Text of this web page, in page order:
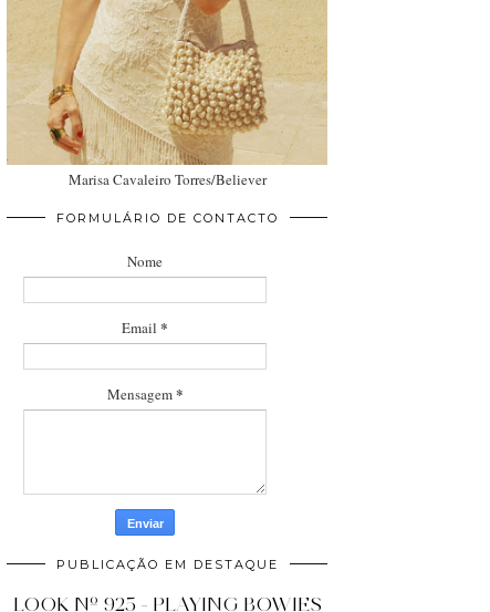
Marisa Cavaleiro Torres/Believer
FORMULÁRIO DE CONTACTO
Nome
Email *
Mensagem*
PUBLICAÇÃO EM DESTAQUE
LOOK Nº 925 - PLAYING BOWIES